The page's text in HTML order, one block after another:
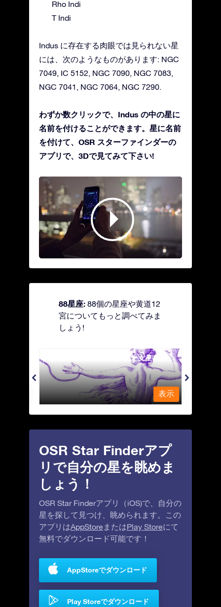
Rho Indi
T Indi
Indus に存在する肉眼では見られない星
には、次のようなものがあります: NGC
7049, IC 5152, NGC 7090, NGC 7083,
NGC 7041, NGC 7064, NGC 7290.
わずか数クリックで、Indus の中の星に
名前を付けることができます。星に名前
を付けて、OSR スターファインダーの
アプリで、3Dで見てみて下さい!
88星座: 88個の星座や黄道12
宮についてもっと調べてみま
しょう!
Andromeda - 鎖で縛られた女座
表示
OSR Star Finderアプ
リで自分の星を眺めま
しょう！
OSR Star Finderアプリ（iOS)で、自分の
星を探して見つけ、眺められます。この
アプリはAppStore またはPlay Storeにて
無料でダウンロード可能です！
AppStoreでダウンロード
Play Storeでダウンロード